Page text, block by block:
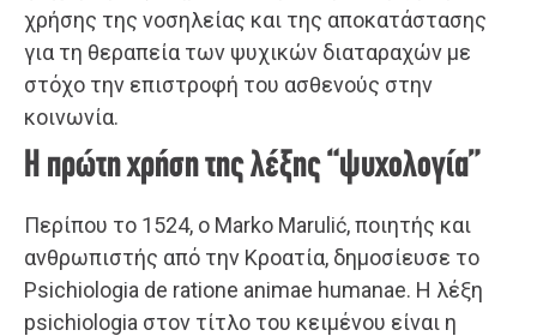
χρήσης της νοσηλείας και της αποκατάστασης
για τη θεραπεία των ψυχικών διαταραχών με
στόχο την επιστροφή του ασθενούς στην
κοινωνία.
Η πρώτη χρήση της λέξης “ψυχολογία”
Περίπου το 1524, ο Marko Marulić, ποιητής και
ανθρωπιστής από την Κροατία, δημοσίευσε το
Psichiologia de ratione animae humanae. Η λέξη
psichiologia στον τίτλο του κειμένου είναι η